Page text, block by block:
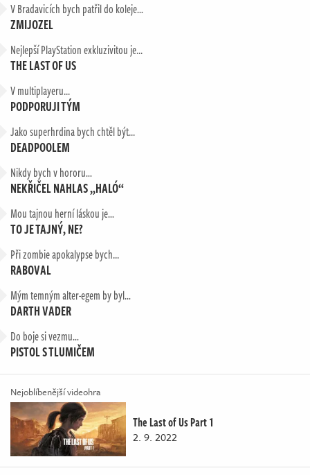
V Bradavicích bych patřil do koleje…
ZMIJOZEL
Nejlepší PlayStation exkluzivitou je...
THE LAST OF US
V multiplayeru...
PODPORUJI TÝM
Jako superhrdina bych chtěl být...
DEADPOOLEM
Nikdy bych v hororu…
NEKŘIČEL NAHLAS „HALÓ“
Mou tajnou herní láskou je…
TO JE TAJNÝ, NE?
Při zombie apokalypse bych...
RABOVAL
Mým temným alter-egem by byl…
DARTH VADER
Do boje si vezmu…
PISTOL S TLUMIČEM
Nejoblíbenější videohra
The Last of Us Part 1
2. 9. 2022